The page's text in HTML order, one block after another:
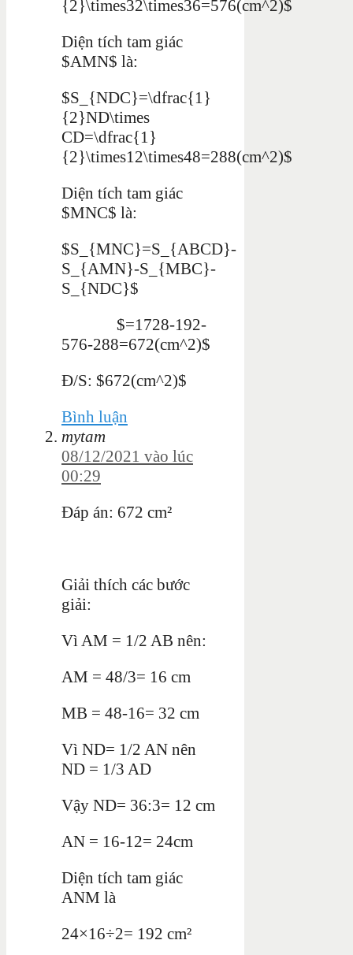
{2}\times32\times36=576(cm^2)$
Diện tích tam giác
$AMN$ là:
$S_{NDC}=\dfrac{1}
{2}ND\times
CD=\dfrac{1}
{2}\times12\times48=288(cm^2)$
Diện tích tam giác
$MNC$ là:
$S_{MNC}=S_{ABCD}-
S_{AMN}-S_{MBC}-
S_{NDC}$
$=1728-192-
576-288=672(cm^2)$
Đ/S: $672(cm^2)$
Bình luận
mytam
08/12/2021 vào lúc
00:29
Đáp án: 672 cm²
Giải thích các bước
giải:
Vì AM = 1/2 AB nên:
AM = 48/3= 16 cm
MB = 48-16= 32 cm
Vì ND= 1/2 AN nên
ND = 1/3 AD
Vậy ND= 36:3= 12 cm
AN = 16-12= 24cm
Diện tích tam giác
ANM là
24×16÷2= 192 cm²